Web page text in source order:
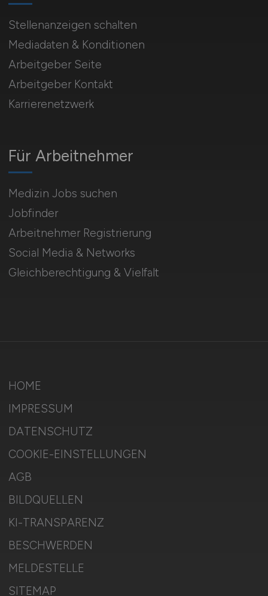
Für Arbeitnehmer
Medizin Jobs suchen
Jobfinder
Arbeitnehmer Registrierung
Social Media & Networks
Gleichberechtigung & Vielfalt
Stellenanzeigen schalten
Mediadaten & Konditionen
Arbeitgeber Seite
Arbeitgeber Kontakt
Karrierenetzwerk
HOME
IMPRESSUM
DATENSCHUTZ
COOKIE-EINSTELLUNGEN
AGB
BILDQUELLEN
KI-TRANSPARENZ
BESCHWERDEN
MELDESTELLE
SITEMAP